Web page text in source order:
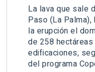
La lava que sale
Paso (La
la erupción el
de 258
edificaciones,
del programa